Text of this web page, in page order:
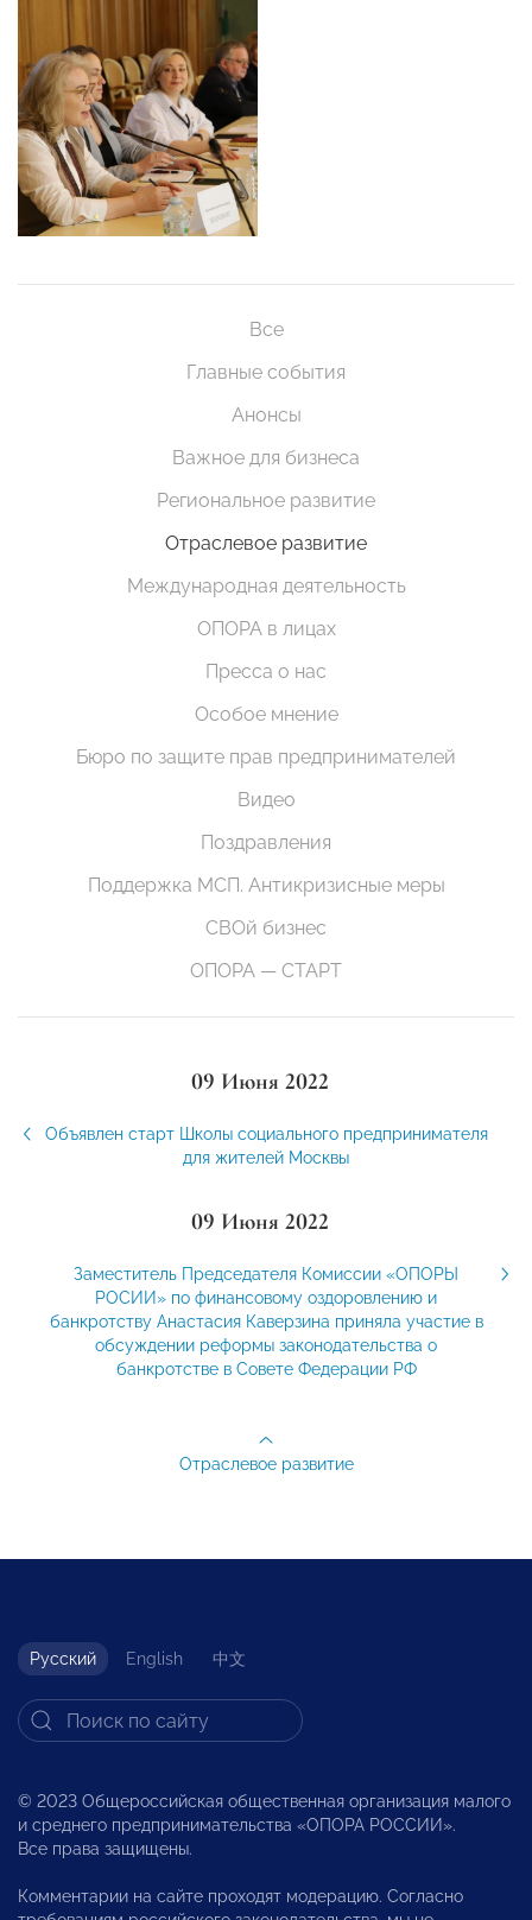
Все
Главные события
Анонсы
Важное для бизнеса
Региональное развитие
Отраслевое развитие
Международная деятельность
ОПОРА в лицах
Пресса о нас
Особое мнение
Бюро по защите прав предпринимателей
Видео
Поздравления
Поддержка МСП. Антикризисные меры
СВОй бизнес
ОПОРА — СТАРТ
09 Июня 2022
Объявлен старт Школы социального предпринимателя
для жителей Москвы
09 Июня 2022
Заместитель Председателя Комиссии «ОПОРЫ
РОСИИ» по финансовому оздоровлению и
банкротству Анастасия Каверзина приняла участие в
обсуждении реформы законодательства о
банкротстве в Совете Федерации РФ
Отраслевое развитие
Русский English 中文
© 2023 Общероссийская общественная организация малого
и среднего предпринимательства «ОПОРА РОССИИ».
Все права защищены.
Комментарии на сайте проходят модерацию. Согласно